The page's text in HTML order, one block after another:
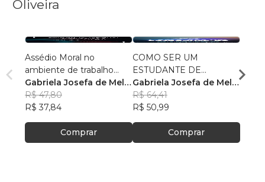
Oliveira
Assédio Moral no
ambiente de trabalho
público escolar:
entendendo e
combatendo
Gabriela Josefa de Melo
de Oliveira
R$ 47,80
R$ 37,84
Comprar
COMO SER UM
ESTUDANTE DE
SUCESSO
Gabriela Josefa de Melo
de Oliveira
R$ 64,41
R$ 50,99
Comprar